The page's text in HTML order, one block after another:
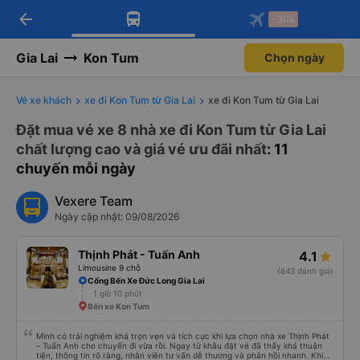
Tải app Vexere ngay!
Nhận ưu đãi thành viên độc
Mở app
Tải app Vexere
-30k/ghế khi đặt vé máy bay qua
Mở app
arrow_back -30k
Gia Lai Kon Tum Chọn ngày
Vé xe khách xe đi Kon Tum từ Gia Lai xe đi Kon Tum từ Gia Lai
Đặt mua vé xe 8 nhà xe đi Kon Tum từ Gia Lai
chất lượng cao và giá vé ưu đãi nhất: 11
chuyến mỗi ngày
Vexere Team
Ngày cập nhật: 09/08/2026
Thịnh Phát - Tuấn Anh
Limousine 9 chỗ
4.1
(643 đánh giá)
Cổng Bến Xe Đức Long Gia Lai
1 giờ 10 phút
Bến xe Kon Tum
Mình có trải nghiệm khá trọn vẹn và tích cực khi lựa chọn nhà xe Thịnh Phát
– Tuấn Anh cho chuyến đi vừa rồi. Ngay từ khâu đặt vé đã thấy khá thuận
tiện, thông tin rõ ràng, nhân viên tư vấn dễ thương và phản hồi nhanh. Khi